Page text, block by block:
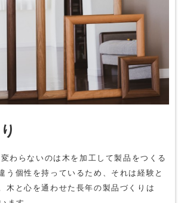
わらないのは木を加工して製品をつくる
う個性を持っているため、それは経験と
木と心を通わせた長年の製品づくりは